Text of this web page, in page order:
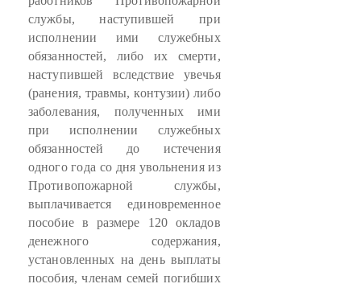
службы, наступившей при
исполнении ими служебных
обязанностей, либо их смерти,
наступившей вследствие увечья
(ранения, травмы, контузии) либо
заболевания, полученных ими
при исполнении служебных
обязанностей до истечения
одного года со дня увольнения из
Противопожарной службы,
выплачивается единовременное
пособие в размере 120 окладов
денежного содержания,
установленных на день выплаты
пособия, членам семей погибших